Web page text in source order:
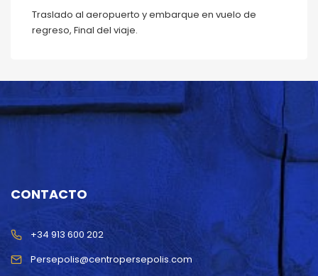
Traslado al aeropuerto y embarque en vuelo de
regreso, Final del viaje.
CONTACTO
Persepolis@centropersepolis.com
+34 913 600 202